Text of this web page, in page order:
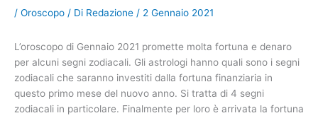
/ Oroscopo / Di Redazione / 2 Gennaio 2021
L’oroscopo di Gennaio 2021 promette molta fortuna e denaro
per alcuni segni zodiacali. Gli astrologi hanno quali sono i segni
zodiacali che saranno investiti dalla fortuna finanziaria in
questo primo mese del nuovo anno. Si tratta di 4 segni
zodiacali in particolare. Finalmente per loro è arrivata la fortuna